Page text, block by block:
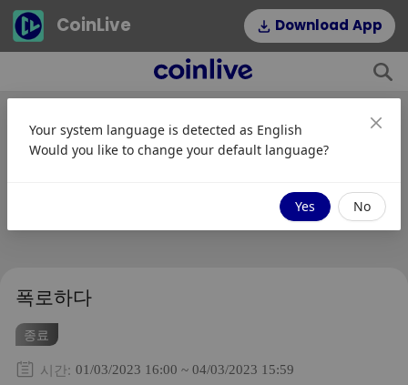
CoinLive Download App
폭로하다
종료
시간: 01/03/2023 16:00 ~ 04/03/2023 15:59
Your system language is detected as English
Would you like to change your default language?
Yes No